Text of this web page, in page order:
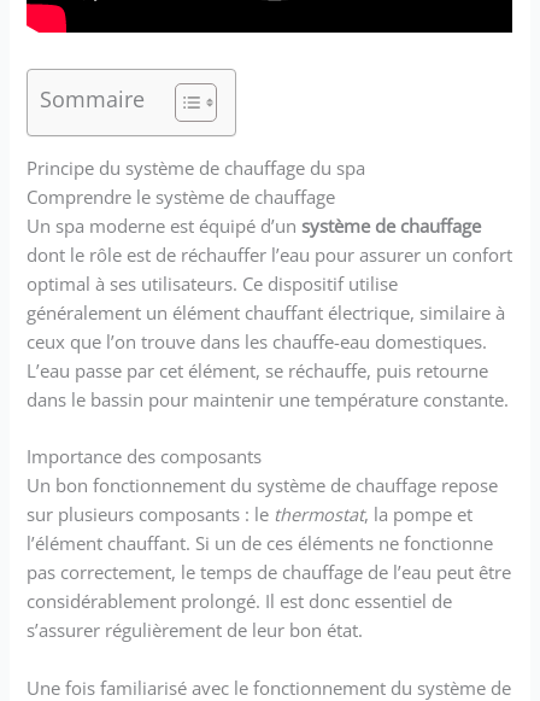
Sommaire
Principe du système de chauffage du spa
Comprendre le système de chauffage
Un spa moderne est équipé d’unsystème de chauffage
dont le rôle est de réchauffer l’eau pour assurer un confort
optimal à ses utilisateurs. Ce dispositif utilise
généralement un élément chauffant électrique, similaire à
ceux que l’on trouve dans les chauffe-eau domestiques.
L’eau passe par cet élément, se réchauffe, puis retourne
dans le bassin pour maintenir une température constante.
Importance des composants
Un bon fonctionnement du système de chauffage repose
sur plusieurs composants : le thermostat, la pompe et
l’élément chauffant. Si un de ces éléments ne fonctionne
pas correctement, le temps de chauffage de l’eau peut être
considérablement prolongé. Il est donc essentiel de
s’assurer régulièrement de leur bon état.
Une fois familiarisé avec le fonctionnement du système de